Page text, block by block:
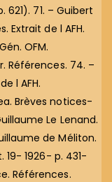
621). 71. – Guibert
Extrait de l AFH.
OFM.
Références. 74. –
l AFH.
Brèves notices-
Le Lenand.
de Méliton.
19- 1926- p. 431-
Références.